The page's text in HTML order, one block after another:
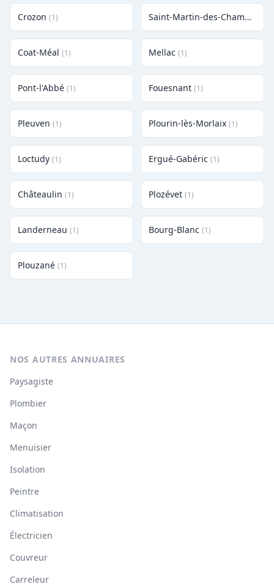
Crozon (1) Saint-Martin-des-Champs
Coat-Méal (1) Mellac (1)
Pont-l'Abbé (1) Fouesnant (1)
Pleuven (1) Plourin-lès-Morlaix (1)
Loctudy (1) Ergué-Gabéric (1)
Châteaulin (1) Plozévet (1)
Landerneau (1) Bourg-Blanc (1)
Plouzané (1)
NOS AUTRES ANNUAIRES
Paysagiste
Plombier
Maçon
Menuisier
Isolation
Peintre
Climatisation
Électricien
Couvreur
Carreleur